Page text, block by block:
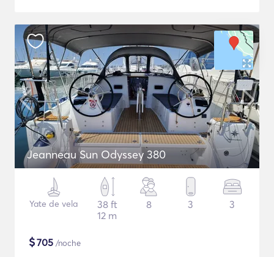
Jeanneau Sun Odyssey 380
Yate de vela
38 ft
12 m
8 3 3
$705 /noche